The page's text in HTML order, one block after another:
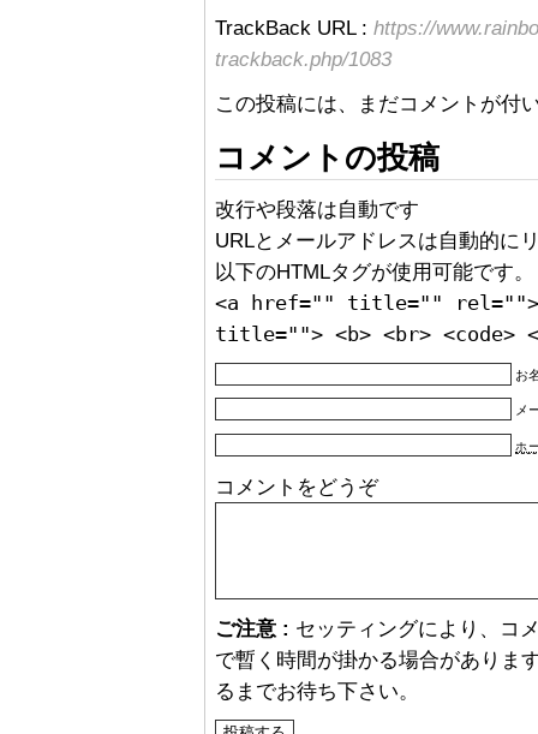
TrackBack URL : https://
trackback.php/1083
この投稿には、まだコメントが付
コメントの投稿
改行や段落は自動です
URLとメールアドレスは自動的に
以下のHTMLタグが使用可能です。
<a href="" title="" rel="">
title=""> <b> <br> <code>
お
メ
ホ
コメントをどうぞ
ご注意 : セッティングにより、コ
で暫く時間が掛かる場合がありま
るまでお待ち下さい。